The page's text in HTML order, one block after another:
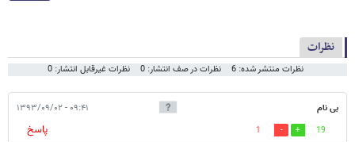
نظرات
نظرات منتشر شده: 6 نظرات در صف انتشار: 0 نظرات غیرقابل انتشار: 0
بی نام ۰۹:۴۱ - ۱۳۹۳/۰۹/۰۲
19
1
پاسخ